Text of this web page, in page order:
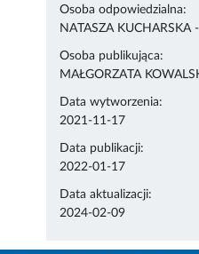
Osoba odpowiedzialna:
NATASZA KUCHARSKA
Osoba publikująca:
MAŁGORZATA
Data wytworzenia:
2021-11-17
Data publikacji:
2022-01-17
Data aktualizacji:
2024-02-09